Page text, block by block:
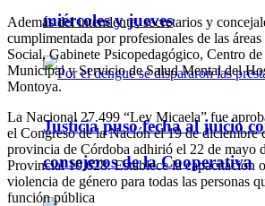
miércoles y jueves
Justicia puso fecha al juicio
consejeros de la Cooperativa
Además del intendente, secretarios y
cumplimentada por profesionales de las
Social, Gabinete Psicopedagógico, Centro
Municipal y Servicio de Salud Mental del
Montoya.
La Nacional 27.499 “Ley Micaela” fue
el Congreso de la Nación el 19 de diciembre
provincia de Córdoba adhirió el 22 de mayo
Provincial 10.628. Establece la capacitación
violencia de género para todas las personas
función pública